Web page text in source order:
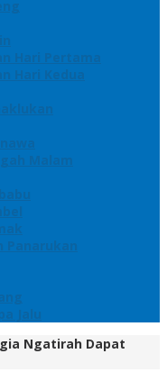
Hari Pertama
Hari Kedua
Malam
Panarukan
Jalu
Ngatirah Dapat